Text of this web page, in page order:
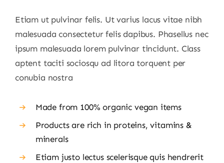
Etiam ut pulvinar felis. Ut varius lacus vitae nibh
malesuada consectetur felis dapibus. Phasellus nec
ipsum malesuada lorem pulvinar tincidunt. Class
aptent taciti sociosqu ad litora torquent per
conubia nostra
Made from 100% organic vegan items
Products are rich in proteins, vitamins &
minerals
Etiam justo lectus scelerisque quis hendrerit